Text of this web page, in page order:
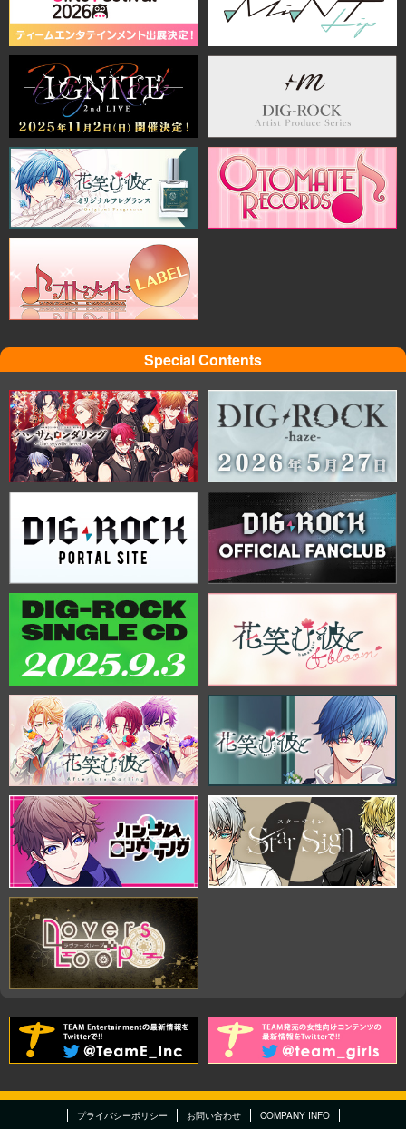
Special Contents
プライバシーポリシー お問い合わせ COMPANY INFO